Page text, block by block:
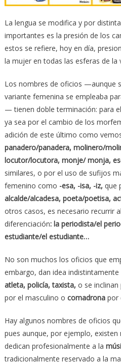
La lengua se modifica y por
importantes es la presión de los
estos se refiere, hoy en día,
la mujer en todas las esferas de la
Los nombres de oficios —aunque
variante femenina se empleaba
— tienen doble terminación: para
ya sea por el cambio de los
adición de este último como
panadero/panadera, molinero/
locutor/locutora, monje/ monja,
similares, o por el uso de sufijos
femenino como -esa, -isa, -iz, que
alcalde/alcadesa, poeta/poetisa,
otros casos, es necesario recurrir
diferenciación: la periodista/el
estudiante/el estudiante…
No son muchos los oficios que
embargo, dan idea
atleta, policía, taxista, o se
por el masculino o comadrona por
Hay algunos nombres de oficios
pues aunque, por ejemplo,
dedican profesionalmente a la
tradicionalmente reservado a la